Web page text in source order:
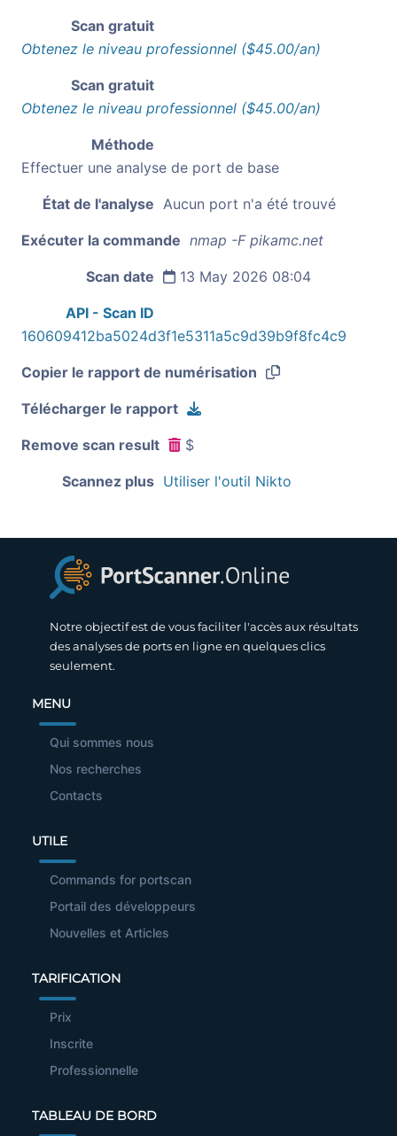
Scan gratuit
Obtenez le niveau professionnel ($45.00/an)
Scan gratuit
Obtenez le niveau professionnel ($45.00/an)
Méthode
Effectuer une analyse de port de base
État de l'analyse Aucun port n'a été trouvé
Exécuter la commande nmap -F pikamc.net
Scan date 13 May 2026 08:04
API - Scan ID
160609412ba5024d3f1e5311a5c9d39b9f8fc4c9
Copier le rapport de numérisation
Télécharger le rapport
Remove scan result $
Scannez plus Utiliser l'outil Nikto
Notre objectif est de vous faciliter l'accès aux résultats
des analyses de ports en ligne en quelques clics
seulement.
MENU
Qui sommes nous
Nos recherches
Contacts
UTILE
Commands for portscan
Portail des développeurs
Nouvelles et Articles
TARIFICATION
Prix
Inscrite
Professionnelle
TABLEAU DE BORD